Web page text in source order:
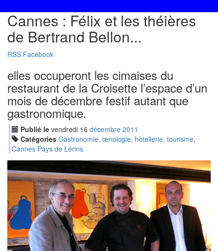
Cannes : Félix et les théières
de Bertrand Bellon...
RSS Facebook
elles occuperont les cimaises du
restaurant de la Croisette l’espace d’un
mois de décembre festif autant que
gastronomique.
Publié le vendredi 16 décembre 2011
Catégories Gastronomie, œnologie, hôtellerie, tourisme,
Cannes Pays de Lérins